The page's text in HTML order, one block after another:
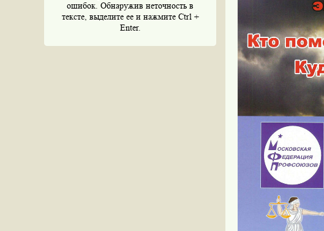
ошибок. Обнаружив неточность в
тексте, выделите ее и нажмите Ctrl +
Enter.